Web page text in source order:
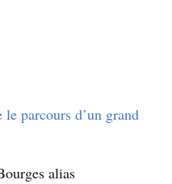
parcours d’un grand
alias